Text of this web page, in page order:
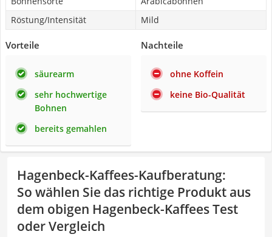
Röstung/Intensität
Mild
Vorteile
säurearm
sehr hochwertige
Bohnen
bereits gemahlen
Nachteile
ohne Koffein
keine Bio-Qualität
Hagenbeck-Kaffees-Kaufberatung:
So wählen Sie das richtige Produkt aus
dem obigen Hagenbeck-Kaffees Test
oder Vergleich